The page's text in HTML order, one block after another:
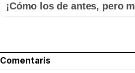
¡Cómo los de antes, pero
Comentaris